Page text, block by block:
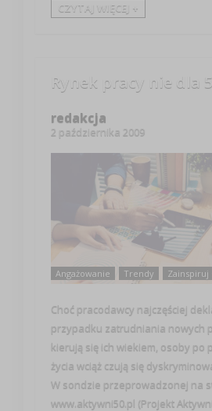
CZYTAJ WIĘCEJ +
Rynek pracy nie dla
redakcja
2 października 2009
Angażowanie Trendy Zainspiruj
Choć pracodawcy najczęściej
przypadku zatrudniania nowych
kierują się ich wiekiem, osoby po
życia wciąż czują się
W sondzie przeprowadzonej na
www.aktywni50.pl (Projekt Aktywni